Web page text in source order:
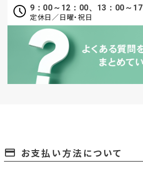
9：00～12：00、13：00～
定休日／日曜・祝日
payment お支払い方法について